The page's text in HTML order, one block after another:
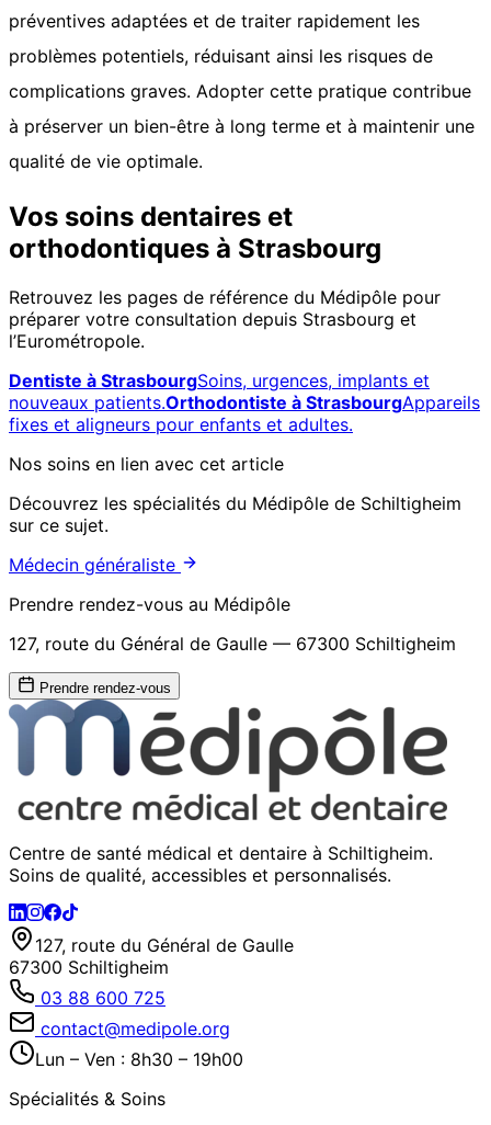
préventives adaptées et de traiter rapidement les
problèmes potentiels, réduisant ainsi les risques de
complications graves. Adopter cette pratique contribue
à préserver un bien-être à long terme et à maintenir une
qualité de vie optimale.
Vos soins dentaires et
orthodontiques à Strasbourg
Retrouvez les pages de référence du Médipôle pour
préparer votre consultation depuis Strasbourg et
l’Eurométropole.
Dentiste à StrasbourgSoins, urgences, implants et
nouveaux patients.Orthodontiste à StrasbourgAppareils
fixes et aligneurs pour enfants et adultes.
Nos soins en lien avec cet article
Découvrez les spécialités du Médipôle de Schiltigheim
sur ce sujet.
Médecin généraliste
Prendre rendez-vous au Médipôle
127, route du Général de Gaulle — 67300 Schiltigheim
Prendre rendez-vous
Centre de santé médical et dentaire à Schiltigheim.
Soins de qualité, accessibles et personnalisés.
127, route du Général de Gaulle
67300 Schiltigheim
03 88 600 725
contact@medipole.org
Lun – Ven : 8h30 – 19h00
Spécialités & Soins